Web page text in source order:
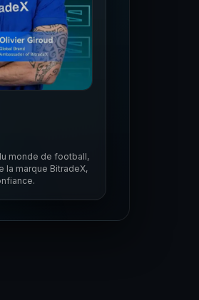
monde de football,
la marque BitradeX,